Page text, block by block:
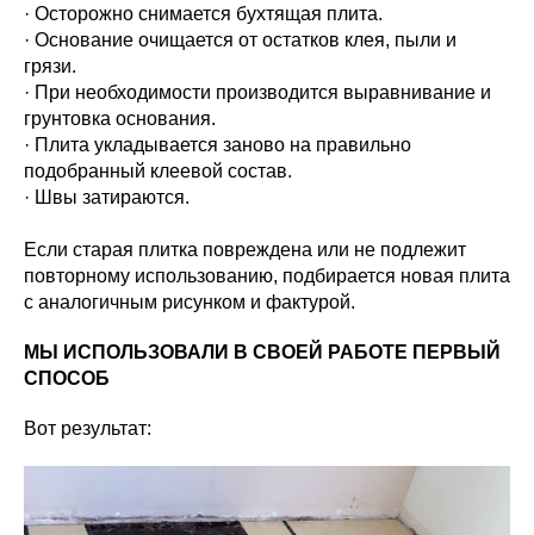
· Осторожно снимается бухтящая плита.
· Основание очищается от остатков клея, пыли и
грязи.
· При необходимости производится выравнивание и
грунтовка основания.
· Плита укладывается заново на правильно
подобранный клеевой состав.
· Швы затираются.
Если старая плитка повреждена или не подлежит
повторному использованию, подбирается новая плита
с аналогичным рисунком и фактурой.
МЫ ИСПОЛЬЗОВАЛИ В СВОЕЙ РАБОТЕ ПЕРВЫЙ
СПОСОБ
Вот результат: